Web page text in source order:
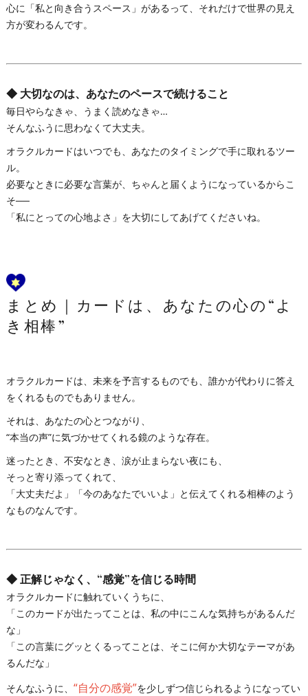
心に「私と向き合うスペース」があるって、それだけで世界の見え
方が変わるんです。
◆ 大切なのは、あなたのペースで続けること
毎日やらなきゃ、うまく読めなきゃ…
そんなふうに思わなくて大丈夫。
オラクルカードはいつでも、あなたのタイミングで手に取れるツー
ル。
必要なときに必要な言葉が、ちゃんと届くようになっているからこ
そ──
「私にとっての心地よさ」を大切にしてあげてくださいね。
まとめ｜カードは、あなたの心の“よ
き相棒”
オラクルカードは、未来を予言するものでも、誰かが代わりに答え
をくれるものでもありません。
それは、あなたの心とつながり、
“本当の声”に気づかせてくれる鏡のような存在。
迷ったとき、不安なとき、涙が止まらない夜にも、
そっと寄り添ってくれて、
「大丈夫だよ」「今のあなたでいいよ」と伝えてくれる相棒のよう
なものなんです。
◆ 正解じゃなく、“感覚”を信じる時間
オラクルカードに触れていくうちに、
「このカードが出たってことは、私の中にこんな気持ちがあるんだ
な」
「この言葉にグッとくるってことは、そこに何か大切なテーマがあ
るんだな」
そんなふうに、 “自分の感覚”を少しずつ信じられるようになってい